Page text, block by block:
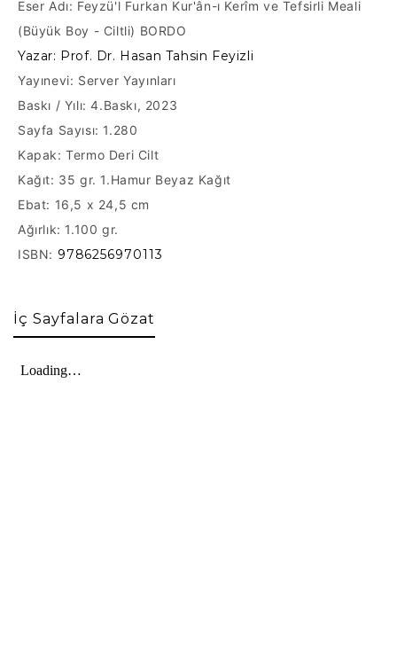
Eser Adı: Feyzü'l Furkan Kur'ân-ı Kerîm ve Tefsirli Meali
(Büyük Boy - Ciltli) BORDO
Yazar: Prof. Dr. Hasan Tahsin Feyizli
Yayınevi: Server Yayınları
Baskı / Yılı: 4.Baskı, 2023
Sayfa Sayısı: 1.280
Kapak: Termo Deri Cilt
Kağıt: 35 gr. 1.Hamur Beyaz Kağıt
Ebat: 16,5 x 24,5 cm
Ağırlık: 1.100 gr.
ISBN: 9786256970113
İç Sayfalara Gözat